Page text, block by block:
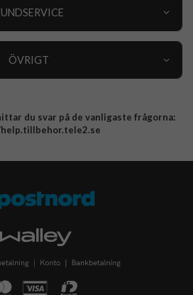
ÖVRIGT
du svar på de vanligaste frågorna: